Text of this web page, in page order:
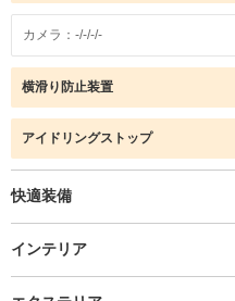
カメラ：-/-/-/-
横滑り防止装置
アイドリングストップ
快適装備
インテリア